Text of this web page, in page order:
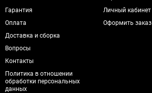
Гарантия
Оплата
Доставка и сборка
Вопросы
Контакты
Политика в отношении
обработки персональных
данных
Личный кабинет
Оформить заказ